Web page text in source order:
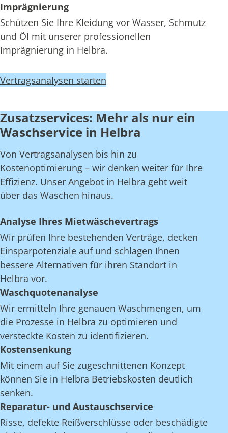
Imprägnierung
Schützen Sie Ihre Kleidung vor Wasser, Schmutz
und Öl mit unserer professionellen
Imprägnierung in Helbra.
Vertragsanalysen starten
Zusatzservices: Mehr als nur ein
Waschservice in Helbra
Von Vertragsanalysen bis hin zu
Kostenoptimierung – wir denken weiter für Ihre
Effizienz. Unser Angebot in Helbra geht weit
über das Waschen hinaus.
Analyse Ihres Mietwäschevertrags
Wir prüfen Ihre bestehenden Verträge, decken
Einsparpotenziale auf und schlagen Ihnen
bessere Alternativen für ihren Standort in
Helbra vor.
Waschquotenanalyse
Wir ermitteln Ihre genauen Waschmengen, um
die Prozesse in Helbra zu optimieren und
versteckte Kosten zu identifizieren.
Kostensenkung
Mit einem auf Sie zugeschnittenen Konzept
können Sie in Helbra Betriebskosten deutlich
senken.
Reparatur- und Austauschservice
Risse, defekte Reißverschlüsse oder beschädigte